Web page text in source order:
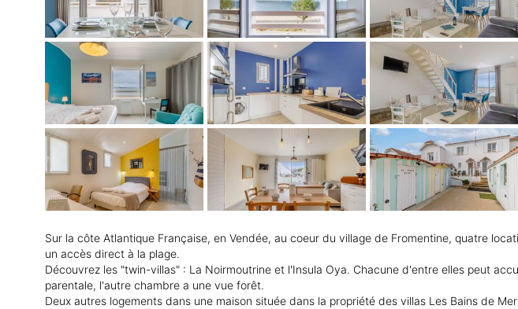
Sur la côte Atlantique Française, en Vendée, au coeur du village de Fromentine, quatre
un accès direct à la plage.
Découvrez les "twin-villas" : La Noirmoutrine et l'Insula Oya. Chacune d'entre elles peut
parentale, l'autre chambre a une vue forêt.
Deux autres logements dans une maison située dans la propriété des villas Les Bains de